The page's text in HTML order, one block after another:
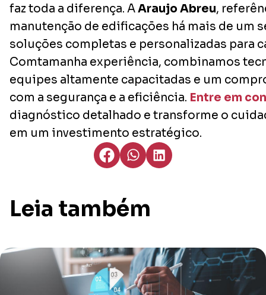
faz toda a diferença. AAraujo Abreu,
manutenção de edificações há mais de um
soluções completas e personalizadas para
Comtamanha experiência, combinamos
equipes altamente capacitadas e um
com a segurança e a eficiência. Entre em
diagnóstico detalhado e transforme o
em um investimento estratégico.
Leia também